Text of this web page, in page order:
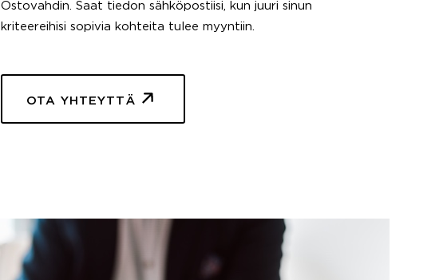
Ostovahdin. Saat tiedon sähköpostiisi, kun juuri sinun
kriteereihisi sopivia kohteita tulee myyntiin.
OTA YHTEYTTÄ